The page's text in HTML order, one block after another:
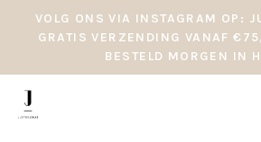
VOLG ONS VIA INSTAGRAM OP:
GRATIS VERZENDING VANAF
BESTELD MORGEN IN